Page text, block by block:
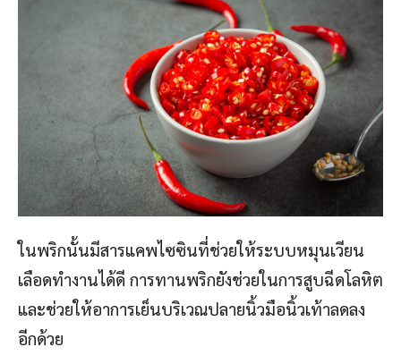
ในพริกนั้นมีสารแคพไซซินที่ช่วยให้ระบบหมุนเวียน
เลือดทำงานได้ดี การทานพริกยังช่วยในการสูบฉีดโลหิต
และช่วยให้อาการเย็นบริเวณปลายนิ้วมือนิ้วเท้าลดลง
อีกด้วย